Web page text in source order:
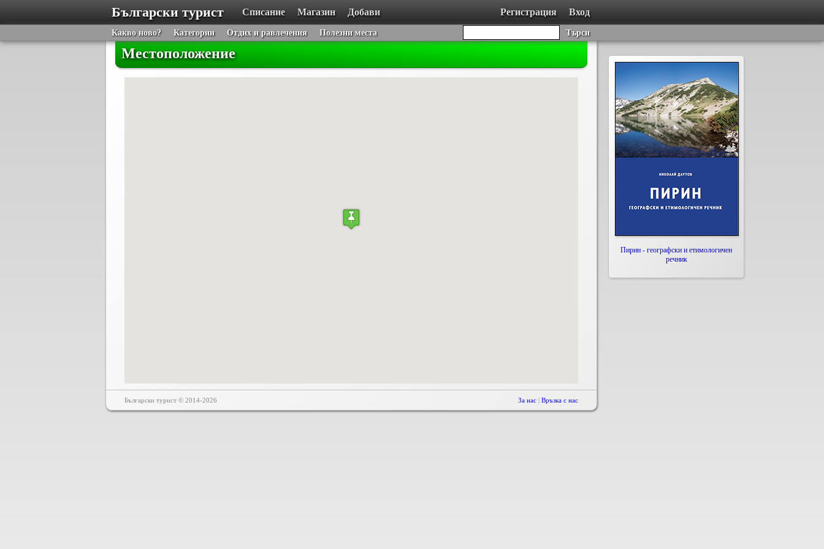
Български турист Списание Магазин Добави Вход
Регистрация
Какво ново? Категории Отдих и равлечения Полезни места Търси
Местоположение
Български турист © 2014-2026 За нас | Връзка с нас
Пирин - географски и етимологичен
речник